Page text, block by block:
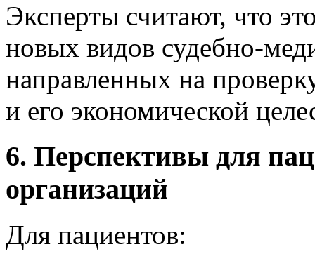
Эксперты считают, что
новых видов судебно-
направленных на
и его экономической
6. Перспективы для
организаций
Для пациентов: